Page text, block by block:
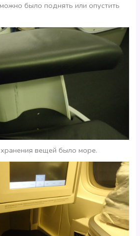
было поднять или опустить
вещей было море.